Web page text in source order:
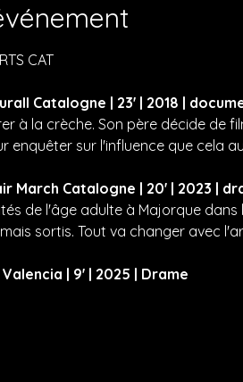
CAT
Catalogne | 23' | 2018 |
à la crèche. Son père décide de
enquêter sur l'influence que cela
March Catalogne | 20' | 2023 |
de l'âge adulte à Majorque dans
sortis. Tout va changer avec
| 9' | 2025 | Drame